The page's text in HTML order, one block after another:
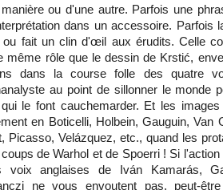
ou d'une autre. Parfois une
dans un accessoire. Parfois
ou fait un clin d'œil aux érudits. Celle
même rôle que le dessin de Krstić,
dans la course folle des quatre
au point de sillonner le monde
le font cauchemarder. Et les
en Boticelli, Holbein, Gauguin, Van
Picasso, Velázquez, etc., quand les
de Warhol et de Spoerri ! Si
voix anglaises de Iván Kamarás,
ne vous envoutent pas, peut-